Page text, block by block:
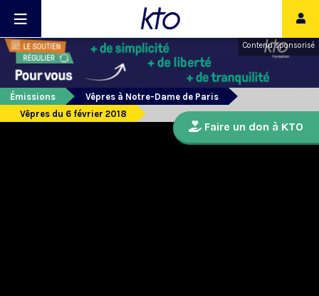
Contenu sponsorisé
Émissions
Vêpres à Notre-Dame de Paris
Vêpres du 6 février 2018
Faire un don à KTO